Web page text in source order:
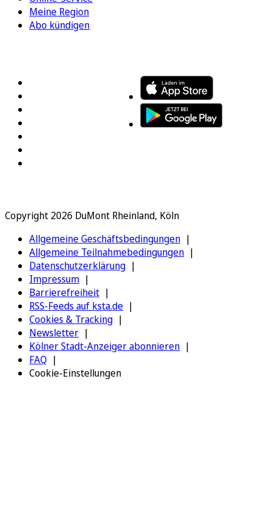
Meine Region
Abo kündigen
Copyright 2026 DuMont Rheinland, Köln
Allgemeine Geschäftsbedingungen
Allgemeine Teilnahmebedingungen
Datenschutzerklärung
Impressum
Barrierefreiheit
RSS-Feeds auf ksta.de
Cookies & Tracking
Newsletter
Kölner Stadt-Anzeiger abonnieren
FAQ
Cookie-Einstellungen